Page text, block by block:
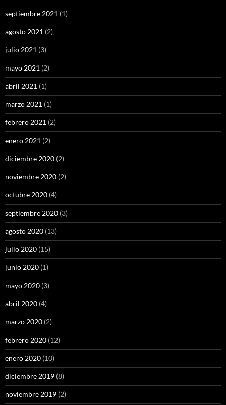
septiembre 2021 (1)
agosto 2021 (2)
julio 2021 (3)
mayo 2021 (2)
abril 2021 (1)
marzo 2021 (1)
febrero 2021 (2)
enero 2021 (2)
diciembre 2020 (2)
noviembre 2020 (2)
octubre 2020 (4)
septiembre 2020 (3)
agosto 2020 (13)
julio 2020 (15)
junio 2020 (1)
mayo 2020 (3)
abril 2020 (4)
marzo 2020 (2)
febrero 2020 (12)
enero 2020 (10)
diciembre 2019 (8)
noviembre 2019 (2)